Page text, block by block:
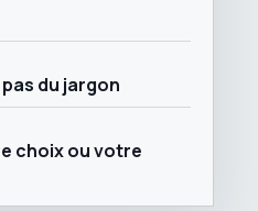
du jargon
choix ou votre